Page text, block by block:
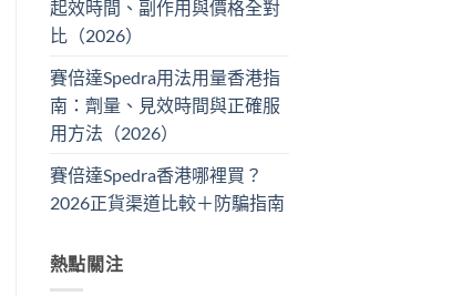
起效時間、副作用與價格全對
比（2026）
賽倍達Spedra用法用量香港指
南：劑量、見效時間與正確服
用方法（2026）
賽倍達Spedra香港哪裡買？
2026正貨渠道比較＋防騙指南
熱點關注